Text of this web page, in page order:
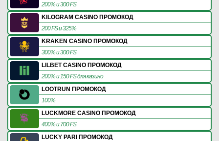
200% и 300 FS
KILOGRAM CASINO ПРОМОКОД
200 FS и 325%
KRAKEN CASINO ПРОМОКОД
300% и 300 FS
LILBET CASINO ПРОМОКОД
200% и 150 FS для казино
LOOTRUN ПРОМОКОД
100%
LUCKMORE CASINO ПРОМОКОД
400% и 700 FS
LUCKY PARI ПРОМОКОД